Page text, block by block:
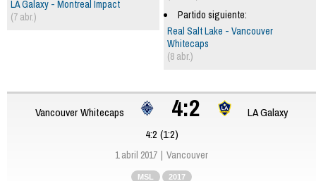
Partido siguiente:
Real Salt Lake - Vancouver
Whitecaps
(8 abr.)
LA Galaxy - Montreal Impact
(7 abr.)
Vancouver Whitecaps 4:2
LA Galaxy
4:2 (1:2)
1 abril 2017 Vancouver
MSL 2017